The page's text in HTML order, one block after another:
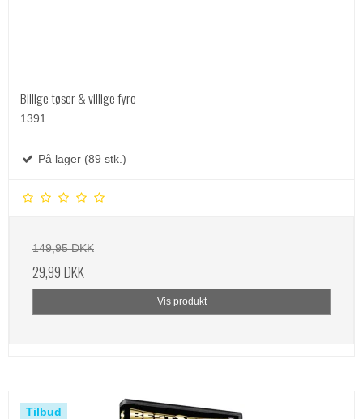
Billige tøser & villige fyre
1391
På lager (89 stk.)
149,95 DKK
29,99 DKK
Vis produkt
Tilbud